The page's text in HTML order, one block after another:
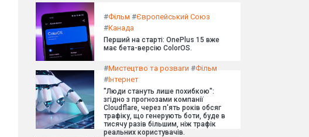
#Фільм #Європейський Союз
#Канада
Перший на старті: OnePlus 15 вже
має бета-версію ColorOS.
#Мистецтво та розваги #Фільм
#Інтернет
"Люди стануть лише похибкою":
згідно з прогнозами компанії
Cloudflare, через п'ять років обсяг
трафіку, що генерують боти, буде в
тисячу разів більшим, ніж трафік
реальних користувачів.